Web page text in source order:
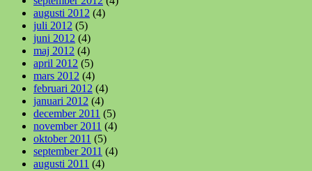
augusti 2012 (4)
juli 2012 (5)
juni 2012 (4)
maj 2012 (4)
april 2012 (5)
mars 2012 (4)
februari 2012 (4)
januari 2012 (4)
december 2011 (5)
november 2011 (4)
oktober 2011 (5)
september 2011 (4)
augusti 2011 (4)